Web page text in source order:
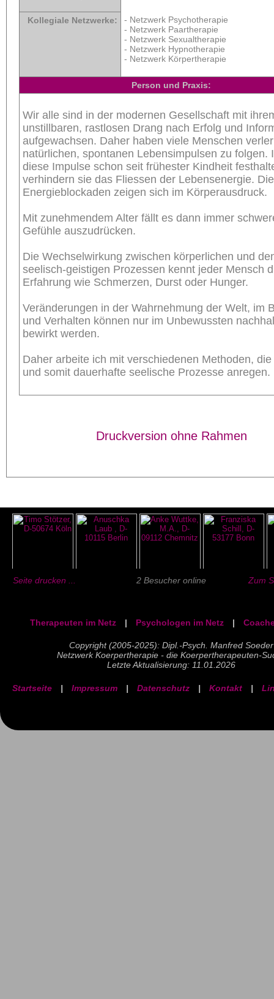
Kollegiale Netzwerke:
- Netzwerk Psychotherapie
- Netzwerk Paartherapie
- Netzwerk Sexualtherapie
- Netzwerk Hypnotherapie
- Netzwerk Körpertherapie
Person und Praxis:
Wir alle sind in der modernen Gesellschaft mit
unstillbaren, rastlosen Drang nach Erfolg und
aufgewachsen. Daher haben viele Menschen
natürlichen, spontanen Lebensimpulsen zu folgen.
diese Impulse schon seit frühester Kindheit
verhindern sie das Fliessen der Lebensenergie.
Energieblockaden zeigen sich im Körperausdruck.
Mit zunehmendem Alter fällt es dann immer
Gefühle auszudrücken.
Die Wechselwirkung zwischen körperlichen und
seelisch-geistigen Prozessen kennt jeder Mensch
Erfahrung wie Schmerzen, Durst oder Hunger.
Veränderungen in der Wahrnehmung der Welt, im
und Verhalten können nur im Unbewussten
bewirkt werden.
Daher arbeite ich mit verschiedenen Methoden,
und somit dauerhafte seelische Prozesse anregen.
Druckversion ohne Rahmen
Seite drucken ... 2 Besucher online Zum
Therapeuten im Netz | Psychologen im Netz |
Copyright (2005-2025): Dipl.-Psych. Manfred Soeder
Netzwerk Koerpertherapie - die Koerpertherapeuten-
Letzte Aktualisierung: 11.01.2026
Startseite | Impressum | Datenschutz | Kontakt |